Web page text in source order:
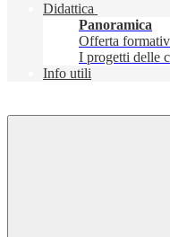
Didattica
Panoramica
Offerta
I progetti delle
Info utili